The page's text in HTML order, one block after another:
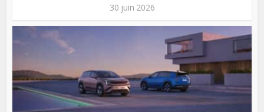
30 juin 2026